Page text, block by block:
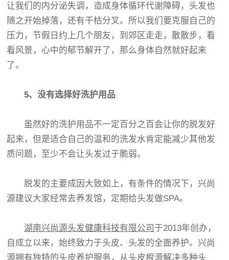
让我们的内分泌失调，造成身体循环代谢障碍，头发也
随之开始掉落，还有干枯分叉。所以我们要克服自己的
压力，节假日约上几个朋友，到郊区走走，散散步，看
看风景，心中的郁节解开了，那么身体自然就好起来
了。
5、没有选择好洗护用品
虽然好的洗护用品不一定百分之百会让你的脱发好
起来，但是适合自己的温和的洗发水肯定能减少其他发
质问题，至少不会让头发过于脆弱。
脱发的主要成因大致如上，有条件的情况下，兴尚
源建议大家经常去养发馆，定期给头发做SPA。
湖南兴尚源头发健康科技有限公司 于2013年创办，
自成立以来，始终致力于头皮、头发的全面养护。兴尚
源拥有独特的头皮养护服务，从头皮根源解决多种头